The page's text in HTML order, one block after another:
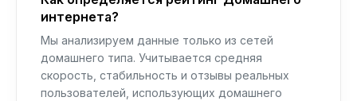
интернета?
Мы анализируем данные только из сетей
домашнего типа. Учитывается средняя
скорость, стабильность и отзывы реальных
пользователей, использующих домашнего